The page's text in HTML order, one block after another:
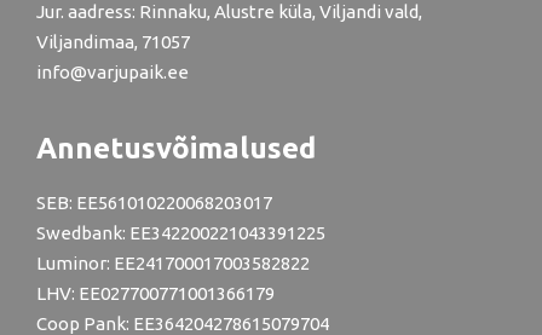
Jur. aadress: Rinnaku, Alustre küla, Viljandi vald,
Viljandimaa, 71057
info@varjupaik.ee
Annetusvõimalused
SEB: EE561010220068203017
Swedbank: EE342200221043391225
Luminor: EE241700017003582822
LHV: EE027700771001366179
Coop Pank: EE364204278615079704